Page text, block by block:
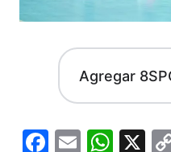
Agregar
Facebook
Email X